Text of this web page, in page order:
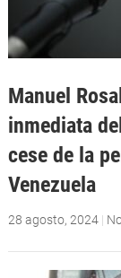
Manuel
inmediata
cese de la
Venezuela
28 agosto, 2024|